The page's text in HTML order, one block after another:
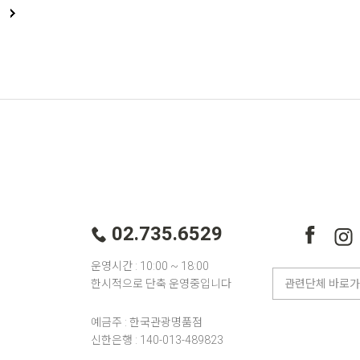
02.735.6529
운영시간 : 10:00 ~ 18:00
한시적으로 단축 운영중입니다
예금주 : 한국관광명품점
신한은행 : 140-013-489823